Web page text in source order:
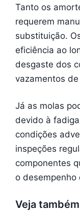
Tanto os
requerem
substituição.
eficiência ao
desgaste dos
vazamentos de
Já as molas
devido à
condições
inspeções
componentes
o desempenho
Veja